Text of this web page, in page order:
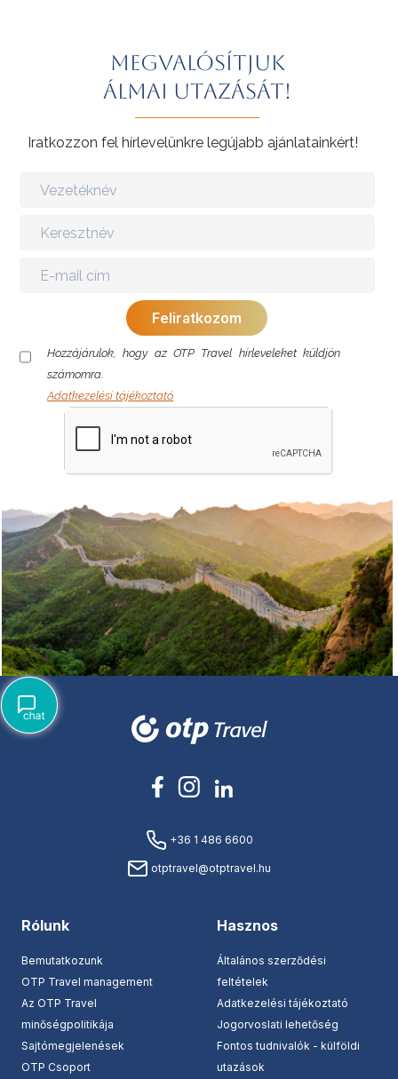
Megvalósítjuk
álmai utazását!
Iratkozzon fel hírlevelünkre legújabb ajánlatainkért!
Hozzájárulok, hogy az OTP Travel hírleveleket küldjön
számomra.
Adatkezelési tájékoztató
+36 1 486 6600
otptravel@otptravel.hu
Rólunk
Bemutatkozunk
OTP Travel management
Az OTP Travel
minőségpolitikája
Sajtómegjelenések
OTP Csoport
Hasznos
Általános szerződési
feltételek
Adatkezelési tájékoztató
Jogorvoslati lehetőség
Fontos tudnivalók - külföldi
utazások